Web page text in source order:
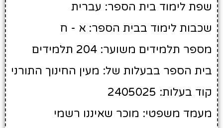
שפת לימוד בית הספר: עברית
שכבות לימוד בבית הספר: א - ח
מספר תלמידים משוער: 204 תלמידים
בית הספר בבעלות של: מעין החינוך התורני
קוד בעלות: 2405025
מעמד משפטי: מוכר שאיננו רשמי